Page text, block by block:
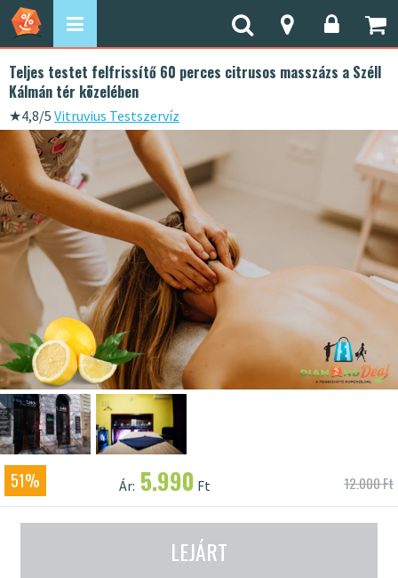
Teljes testet felfrissítő 60 perces citrusos masszázs a Széll
Kálmán tér közelében
★4,8/5 Vitruvius Testszervíz
51% Ár: 5.990 Ft 12.000 Ft
LEJÁRT